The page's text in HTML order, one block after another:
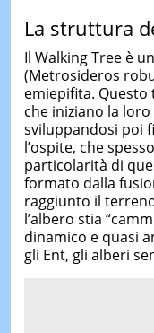
La struttura
Il Walking Tree è
(Metrosideros
emiepifita.
che iniziano la
sviluppandosi poi
l’ospite, che
particolarità di
formato dalla
raggiunto il
l’albero stia
dinamico e quasi
gli Ent, gli alberi